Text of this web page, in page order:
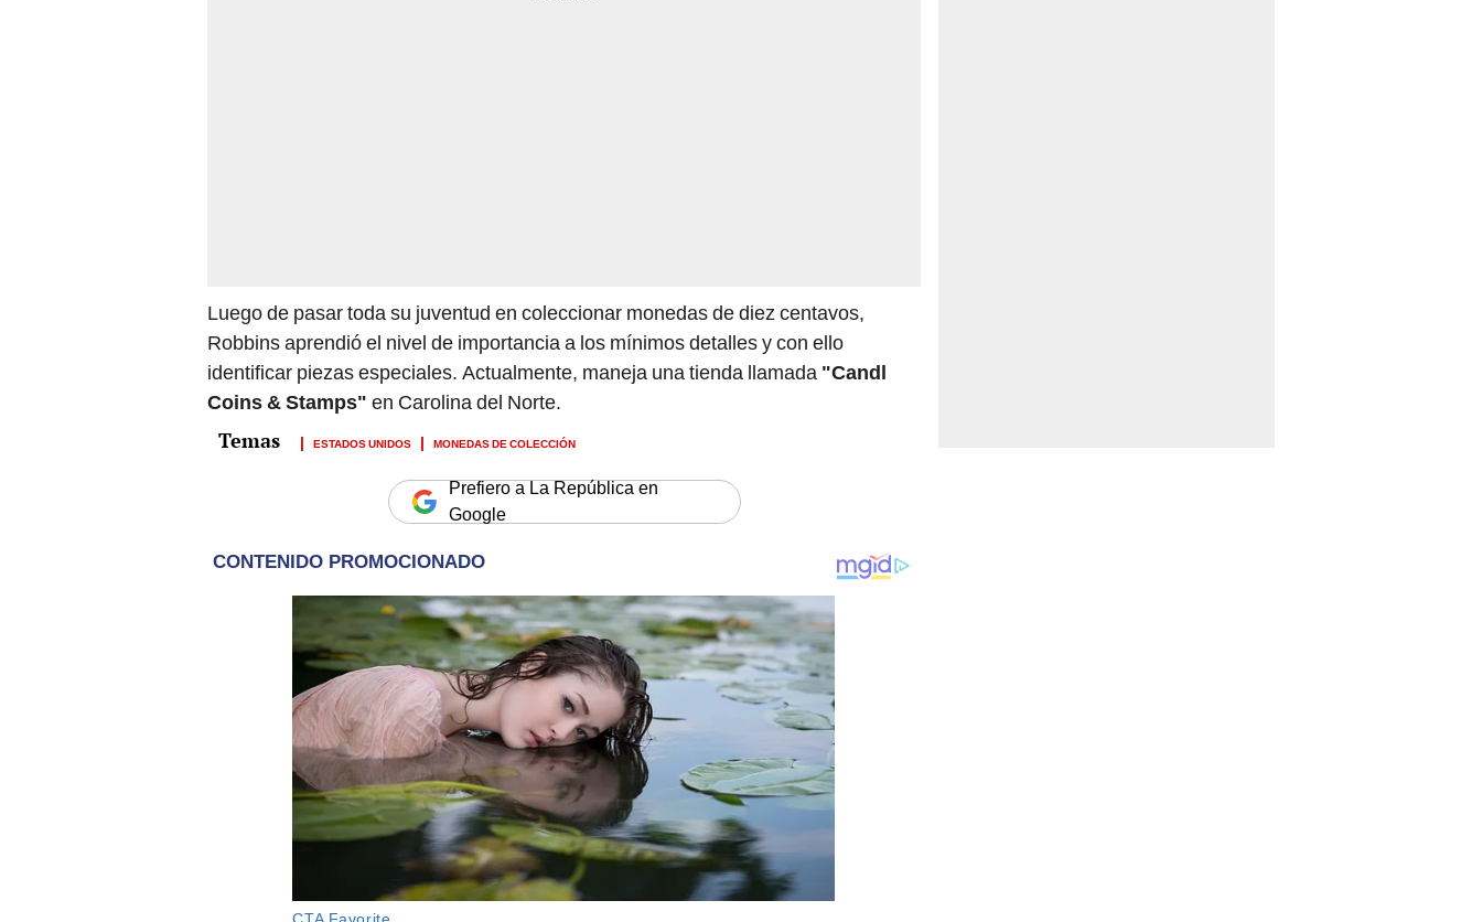
Luego de pasar toda su juventud en coleccionar monedas de diez centavos,
Robbins aprendió el nivel de importancia a los mínimos detalles y con ello
identificar piezas especiales. Actualmente, maneja una tienda llamada "Candl
Coins & Stamps" en Carolina del Norte.
ESTADOS UNIDOS MONEDAS DE COLECCIÓN
Prefiero a La República en
Google